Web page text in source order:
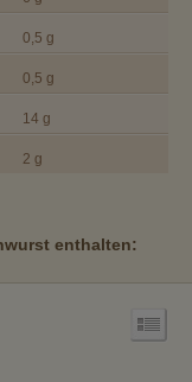
0,5 g
0,5 g
14 g
2 g
enthalten: